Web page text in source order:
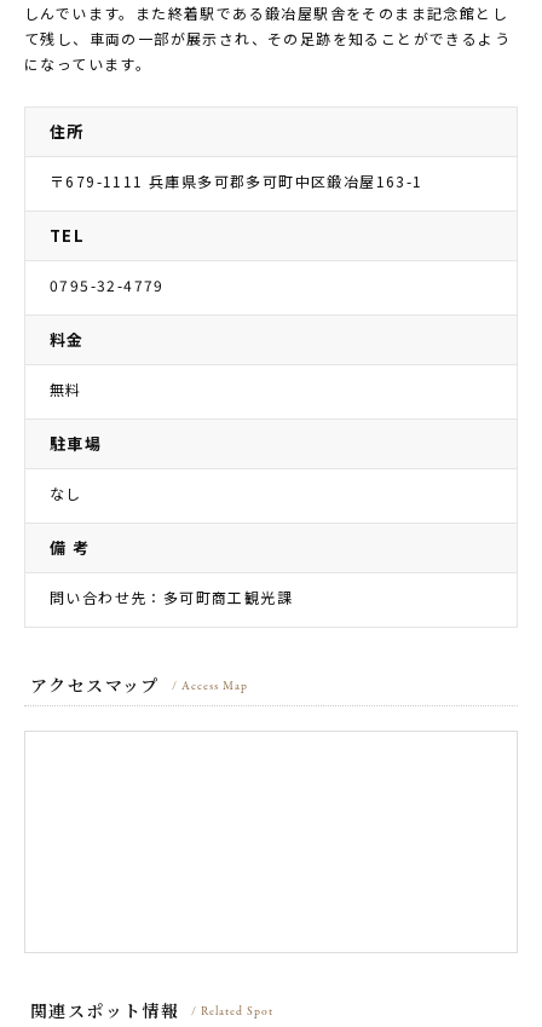
しんでいます。また終着駅である鍛冶屋駅舎をそのまま記念館とし
て残し、車両の一部が展示され、その足跡を知ることができるよう
になっています。
住所
〒679-1111 兵庫県多可郡多可町中区鍛冶屋163-1
TEL
0795-32-4779
料金
無料
駐車場
なし
備 考
問い合わせ先：多可町商工観光課
アクセスマップ / Access Map
関連スポット情報 / Related Spot